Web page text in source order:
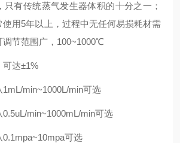
只有传统蒸气发生器体积的十分之一；
用5年以上，过程中无任何易损耗材需
调节范围广，100~1000℃
可达±1%
min~1000L/min可选
min~1000mL/min可选
可选